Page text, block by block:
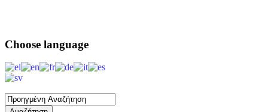
Choose language